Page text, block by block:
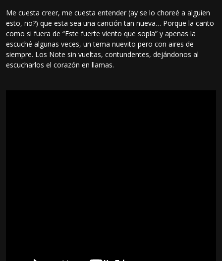
Me cuesta creer, me cuesta entender (ay se lo choreé a alguien
esto, no?) que esta sea una canción tan nueva… Porque la canto
como si fuera de “Este fuerte viento que sopla” y apenas la
escuché algunas veces, un tema nuevito pero con aires de
siempre. Los Note sin vueltas, contundentes, dejándonos al
escucharlos el corazón en llamas.